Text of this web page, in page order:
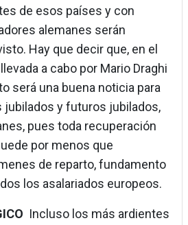
de esos países y con
alemanes serán
Hay que decir que, en el
a cabo por Mario Draghi
será una buena noticia para
jubilados y futuros jubilados,
pues toda recuperación
por menos que
de reparto, fundamento
los asalariados europeos.
Incluso los más ardientes